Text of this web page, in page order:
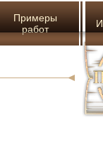
Примеры
работ